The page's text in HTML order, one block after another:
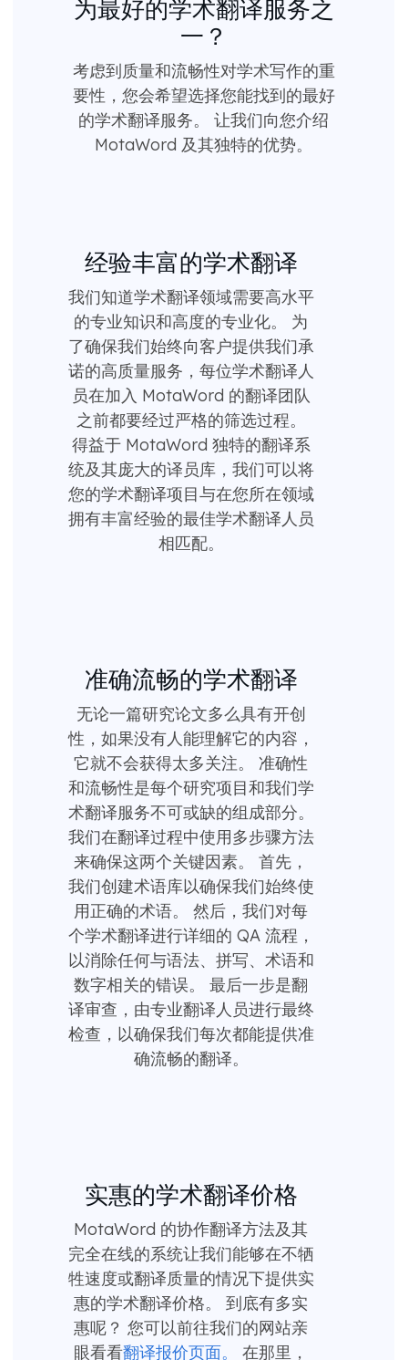
为最好的学术翻译服务之
一？
考虑到质量和流畅性对学术写作的重
要性，您会希望选择您能找到的最好
的学术翻译服务。 让我们向您介绍
MotaWord 及其独特的优势。
经验丰富的学术翻译
我们知道学术翻译领域需要高水平
的专业知识和高度的专业化。 为
了确保我们始终向客户提供我们承
诺的高质量服务，每位学术翻译人
员在加入 MotaWord 的翻译团队
之前都要经过严格的筛选过程。
得益于 MotaWord 独特的翻译系
统及其庞大的译员库，我们可以将
您的学术翻译项目与在您所在领域
拥有丰富经验的最佳学术翻译人员
相匹配。
准确流畅的学术翻译
无论一篇研究论文多么具有开创
性，如果没有人能理解它的内容，
它就不会获得太多关注。 准确性
和流畅性是每个研究项目和我们学
术翻译服务不可或缺的组成部分。
我们在翻译过程中使用多步骤方法
来确保这两个关键因素。 首先，
我们创建术语库以确保我们始终使
用正确的术语。 然后，我们对每
个学术翻译进行详细的 QA 流程，
以消除任何与语法、拼写、术语和
数字相关的错误。 最后一步是翻
译审查，由专业翻译人员进行最终
检查，以确保我们每次都能提供准
确流畅的翻译。
实惠的学术翻译价格
MotaWord 的协作翻译方法及其
完全在线的系统让我们能够在不牺
牲速度或翻译质量的情况下提供实
惠的学术翻译价格。 到底有多实
惠呢？ 您可以前往我们的网站亲
眼看看翻译报价页面。
在那里，